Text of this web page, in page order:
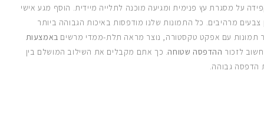
על מסגרת עץ פנימית ומגיעה מוכנה לתלייה מיידית. הוסף מגע אישי
צבעים מרהיבים. כל התמונות שלנו מודפסות באיכות הגבוהה ביותר
תמונות עם אפקט טקסטורה, נוצר מראה תלת-ממדי מרשים באמצעות
לזכור ההדפסה שטוחה. כך אתם מקבלים את השילוב המושלם בין
הדפסה גבוהה.